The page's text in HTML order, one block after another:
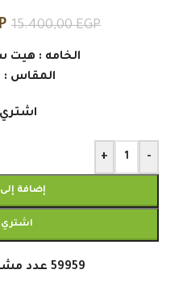
15.400,00EGP
الخامه : هيت
المقاس : 150*150
اشتري
-
+
إضافة
اشتري
59959 عدد